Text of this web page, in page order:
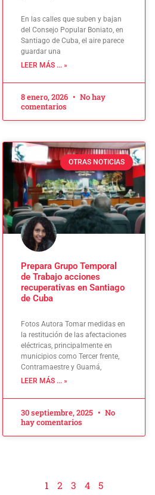
En las calles que suben y bajan
del Consejo Popular Boniato, en
Santiago de Cuba, el aire parece
guardar una
LEER MÁS ... »
8 enero, 2026
No hay
comentarios
OTRAS NOTICIAS
Prepara Grupo Temporal
de Trabajo acciones
recuperativas en Santiago
de Cuba
Fotos Autora Tomar medidas en
la restitución de las afectaciones
eléctricas, principalmente en
municipios como Tercer frente,
Contramaestre y Guamá,
LEER MÁS ... »
30 septiembre, 2025
No
hay comentarios
1 2 3 4 5